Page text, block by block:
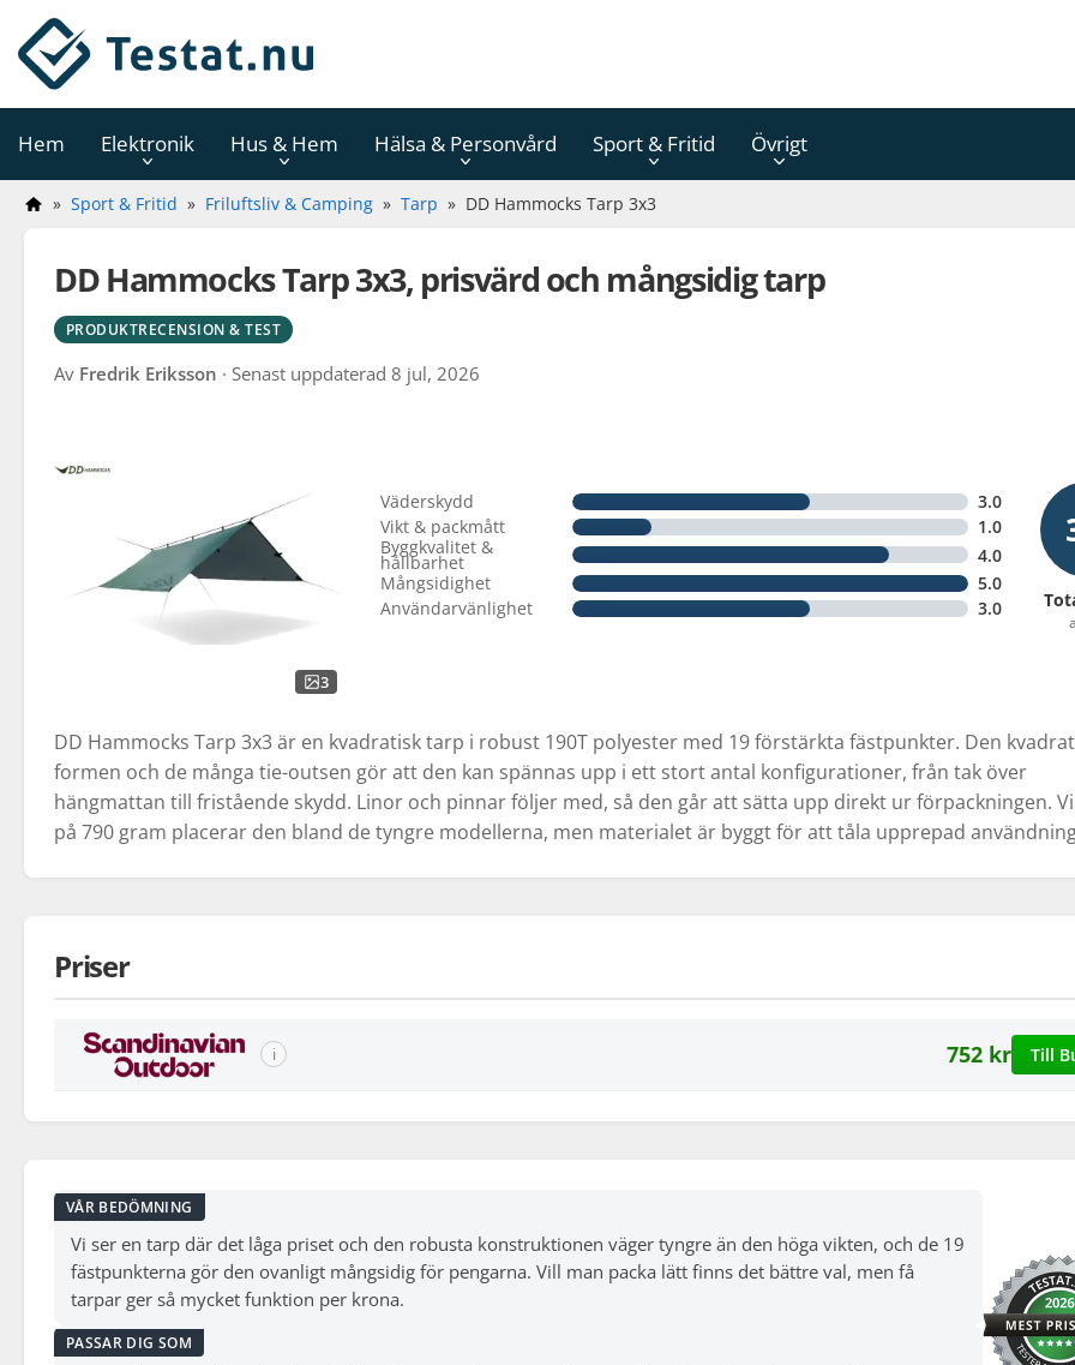
Hoppa
till
innehåll
Hem Elektronik Hus & Hem Hälsa & Personvård Sport & Fritid Övrigt
» Sport & Fritid » Friluftsliv & Camping » Tarp » DD Hammocks Tarp 3x3
DD Hammocks Tarp 3x3, prisvärd och mångsidig tarp
PRODUKTRECENSION & TEST
Av Fredrik Eriksson · Senast uppdaterad 8 jul, 2026
3
Väderskydd
3.0
Vikt & packmått
1.0
Byggkvalitet &
hållbarhet
4.0
Mångsidighet
5.0
Användarvänlighet
3.0
DD Hammocks Tarp 3x3 är en kvadratisk tarp i robust 190T polyester med 19 förstärkta fästpunkter. Den
formen och de många tie-outsen gör att den kan spännas upp i ett stort antal konfigurationer, från tak över
hängmattan till fristående skydd. Linor och pinnar följer med, så den går att sätta upp direkt ur förpackningen.
på 790 gram placerar den bland de tyngre modellerna, men materialet är byggt för att tåla upprepad
Priser
ℹ 752 kr Till
VÅR BEDÖMNING
Vi ser en tarp där det låga priset och den robusta konstruktionen väger tyngre än den höga vikten, och de 19
fästpunkterna gör den ovanligt mångsidig för pengarna. Vill man packa lätt finns det bättre val, men få
tarpar ger så mycket funktion per krona.
PASSAR DIG SOM